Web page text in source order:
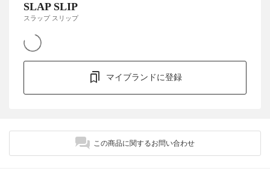
SLAP SLIP
スラップ スリップ
マイブランドに登録
この商品に関するお問い合わせ